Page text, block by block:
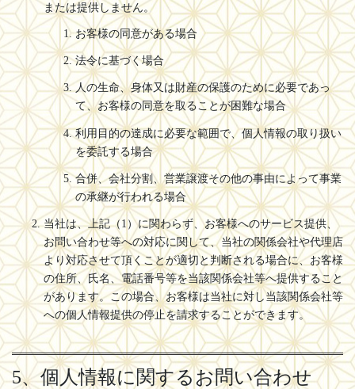
または提供しません。
お客様の同意がある場合
法令に基づく場合
人の生命、身体又は財産の保護のために必要であっ
て、お客様の同意を取ることが困難な場合
利用目的の達成に必要な範囲で、個人情報の取り扱い
を委託する場合
合併、会社分割、営業譲渡その他の事由によって事業
の承継が行われる場合
当社は、上記（1）に関わらず、お客様へのサービス提供、
お問い合わせ等への対応に関して、当社の関係会社や代理店
より対応させて頂くことが適切と判断される場合に、お客様
の住所、氏名、電話番号等を当該関係会社等へ提供すること
があります。この場合、お客様は当社に対し当該関係会社等
への個人情報提供の停止を請求することができます。
5、個人情報に関するお問い合わせ